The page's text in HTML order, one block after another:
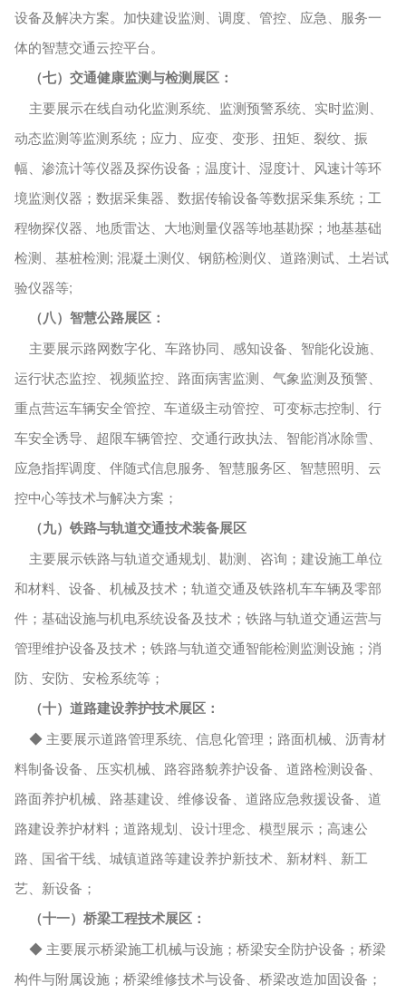
设备及解决方案。加快建设监测、调度、管控、应急、服务一
体的智慧交通云控平台。
（七）交通健康监测与检测展区：
主要展示在线自动化监测系统、监测预警系统、实时监测、
动态监测等监测系统；应力、应变、变形、扭矩、裂纹、振
幅、渗流计等仪器及探伤设备；温度计、湿度计、风速计等环
境监测仪器；数据采集器、数据传输设备等数据采集系统；工
程物探仪器、地质雷达、大地测量仪器等地基勘探；地基基础
检测、基桩检测; 混凝土测仪、钢筋检测仪、道路测试、土岩试
验仪器等;
（八）智慧公路展区：
主要展示路网数字化、车路协同、感知设备、智能化设施、
运行状态监控、视频监控、路面病害监测、气象监测及预警、
重点营运车辆安全管控、车道级主动管控、可变标志控制、行
车安全诱导、超限车辆管控、交通行政执法、智能消冰除雪、
应急指挥调度、伴随式信息服务、智慧服务区、智慧照明、云
控中心等技术与解决方案；
（九）铁路与轨道交通技术装备展区
主要展示铁路与轨道交通规划、勘测、咨询；建设施工单位
和材料、设备、机械及技术；轨道交通及铁路机车车辆及零部
件；基础设施与机电系统设备及技术；铁路与轨道交通运营与
管理维护设备及技术；铁路与轨道交通智能检测监测设施；消
防、安防、安检系统等；
（十）道路建设养护技术展区：
◆ 主要展示道路管理系统、信息化管理；路面机械、沥青材
料制备设备、压实机械、路容路貌养护设备、道路检测设备、
路面养护机械、路基建设、维修设备、道路应急救援设备、道
路建设养护材料；道路规划、设计理念、模型展示；高速公
路、国省干线、城镇道路等建设养护新技术、新材料、新工
艺、新设备；
（十一）桥梁工程技术展区：
◆ 主要展示桥梁施工机械与设施；桥梁安全防护设备；桥梁
构件与附属设施；桥梁维修技术与设备、桥梁改造加固设备；